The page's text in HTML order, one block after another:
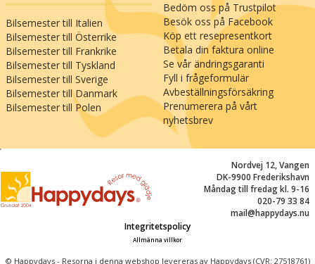
Bilsemester till Italien
Bilsemester till Österrike
Bilsemester till Frankrike
Bilsemester till Tyskland
Bilsemester till Sverige
Bilsemester till Danmark
Bilsemester till Polen
Bedöm oss på Trustpilot
Besök oss på Facebook
Köp ett resepresentkort
Betala din faktura online
Se vår ändringsgaranti
Fyll i frågeformulär
Avbeställningsförsäkring
Prenumerera på vårt
nyhetsbrev
Nordvej 12, Vangen
DK-9900 Frederikshavn
Måndag till fredag kl. 9-16
020-79 33 84
mail@happydays.nu
Integritetspolicy
Allmänna villkor
© Happydays - Resorna i denna webshop levereras av Happydays (CVR: 27518761)